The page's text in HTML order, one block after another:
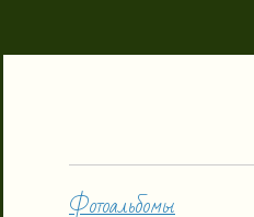
Фотоальбомы